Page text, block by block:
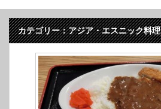
カテゴリー：アジア・エスニック料理